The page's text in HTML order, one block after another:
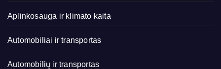
Aplinkosauga ir klimato kaita
Automobiliai ir transportas
Automobilių ir transportas